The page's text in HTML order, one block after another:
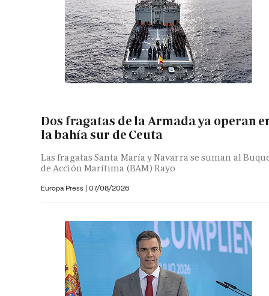
Dos fragatas de la Armada ya operan
la bahía sur de Ceuta
Las fragatas Santa María y Navarra se suman al
de Acción Marítima (BAM) Rayo
Europa Press | 07/08/2026